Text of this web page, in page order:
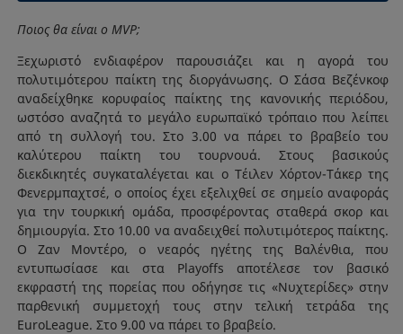
Ποιος θα είναι ο ΜVP;
Ξεχωριστό ενδιαφέρον παρουσιάζει και η αγορά του
πολυτιμότερου παίκτη της διοργάνωσης. Ο Σάσα Βεζένκοφ
αναδείχθηκε κορυφαίος παίκτης της κανονικής περιόδου,
ωστόσο αναζητά το μεγάλο ευρωπαϊκό τρόπαιο που λείπει
από τη συλλογή του. Στο 3.00 να πάρει το βραβείο του
καλύτερου παίκτη του τουρνουά. Στους βασικούς
διεκδικητές συγκαταλέγεται και ο Τέιλεν Χόρτον-Τάκερ της
Φενερμπαχτσέ, ο οποίος έχει εξελιχθεί σε σημείο αναφοράς
για την τουρκική ομάδα, προσφέροντας σταθερά σκορ και
δημιουργία. Στο 10.00 να αναδειχθεί πολυτιμότερος παίκτης.
Ο Ζαν Μοντέρο, ο νεαρός ηγέτης της Βαλένθια, που
εντυπωσίασε και στα Playoffs αποτέλεσε τον βασικό
εκφραστή της πορείας που οδήγησε τις «Νυχτερίδες» στην
παρθενική συμμετοχή τους στην τελική τετράδα της
EuroLeague. Στο 9.00 να πάρει το βραβείο.